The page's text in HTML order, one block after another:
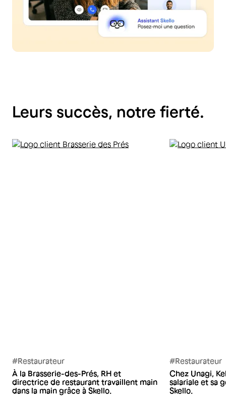
Leurs succès, notre fierté.
#Restaurateur
À la Brasserie-des-Prés, RH et
directrice de restaurant travaillent main
dans la main grâce à Skello.
#Restaurateur
Chez Unagi,
salariale et sa
Skello.